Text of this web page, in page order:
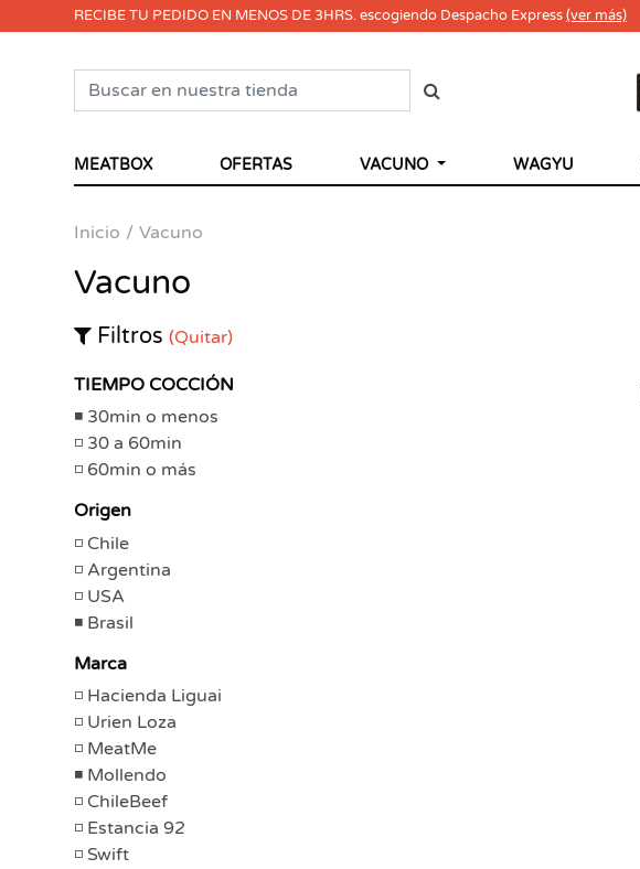
RECIBE TU PEDIDO EN MENOS DE 3HRS. escogiendo Despacho Express(ver más)
MEATBOX OFERTAS VACUNO WAGYU
Inicio Vacuno
Vacuno
Filtros (Quitar)
TIEMPO COCCIÓN
30min o menos
30 a 60min
60min o más
Origen
Chile
Argentina
USA
Brasil
Marca
Hacienda Liguai
Urien Loza
MeatMe
Mollendo
ChileBeef
Estancia 92
Swift